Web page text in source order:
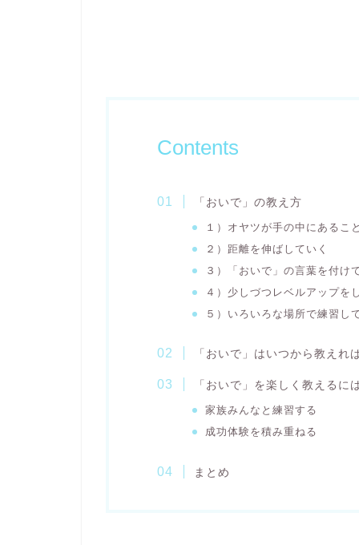
Contents
「おいで」の教え方
１）オヤツが手の中にあるこ
２）距離を伸ばしていく
３）「おいで」の言葉を付け
４）少しづつレベルアップを
５）いろいろな場所で練習し
「おいで」はいつから教えれ
「おいで」を楽しく教えるに
家族みんなと練習する
成功体験を積み重ねる
まとめ